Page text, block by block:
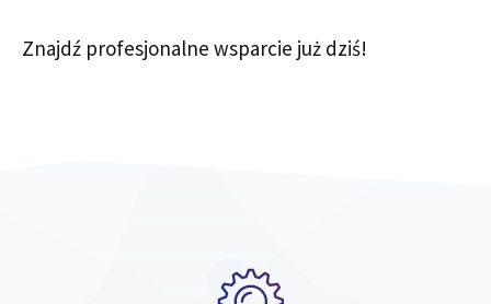
Znajdź profesjonalne wsparcie już dziś!